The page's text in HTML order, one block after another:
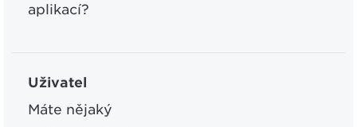
aplikací?
Uživatel
Máte nějaký